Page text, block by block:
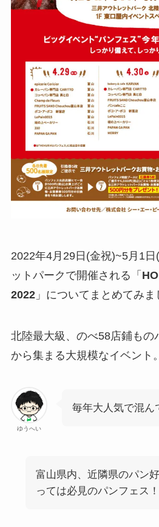
2022年4月29日(金祝)~5月1
ットパークで開催される「
2022」についてまとめてみま
北陸最大級、のべ58店鋪もの
から集まる大規模なイベント。
ゆうへい
毎年大人気で混ん
富山県内、近隣県のパン
っては必見のパンフェス！